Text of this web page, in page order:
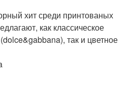
хит среди принтованых
как классическое
так и цветное